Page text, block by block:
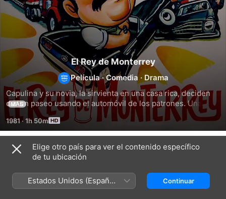
El Rey de Monterrey
Película ·Comedia · Drama
Capulina y su novia, la sirvienta en una casa rica, deciden
dar un paseo usando el automóvil de los patrones. Una
banda de roba coches les roban el auto. Capulina y su novia
tienen que recuperar el auto antes de que sus patrones se
enteren.
MÁS
1981· 1h 50m
Títulos relacionados
meseros
majaderos
Circo
de
Chisme
Caliente
Elige otro país para ver el contenido específico
de tu ubicación
Estados Unidos (Español
México)
Continuar